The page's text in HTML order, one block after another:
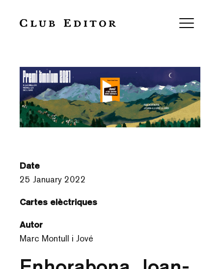
Carta a Joan-Lluís Lluís
Date
25 January 2022
Cartes elèctriques
Autor
Marc Montull i Jové